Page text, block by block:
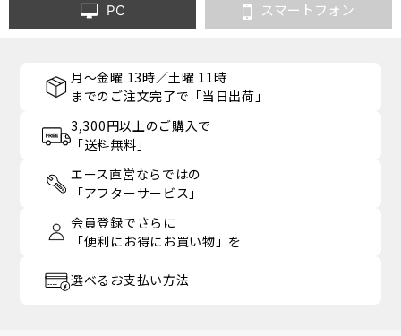
PC スマートフォン
月～金曜 13時／土曜 11時
までのご注文完了で「当日出荷」
3,300円以上のご購入で
「送料無料」
エース直営ならではの
「アフターサービス」
会員登録でさらに
「便利にお得にお買い物」を
選べるお支払い方法